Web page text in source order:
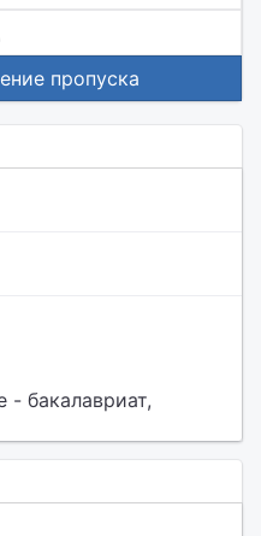
пропуска
- бакалавриат,